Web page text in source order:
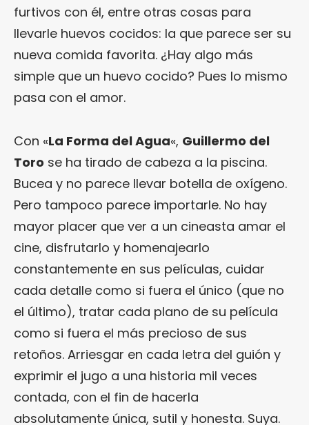
furtivos con él, entre otras cosas para
llevarle huevos cocidos: la que parece ser su
nueva comida favorita. ¿Hay algo más
simple que un huevo cocido? Pues lo mismo
pasa con el amor.
Con «La Forma del Agua«, Guillermo del
Toro se ha tirado de cabeza a la piscina.
Bucea y no parece llevar botella de oxígeno.
Pero tampoco parece importarle. No hay
mayor placer que ver a un cineasta amar el
cine, disfrutarlo y homenajearlo
constantemente en sus películas, cuidar
cada detalle como si fuera el único (que no
el último), tratar cada plano de su película
como si fuera el más precioso de sus
retoños. Arriesgar en cada letra del guión y
exprimir el jugo a una historia mil veces
contada, con el fin de hacerla
absolutamente única, sutil y honesta. Suya.